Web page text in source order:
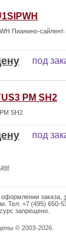
Пианино-
под
PM SH2
SH2
под
заказа,
Тел: +7 (495) 650-
запрещено.
© 2003-2026.